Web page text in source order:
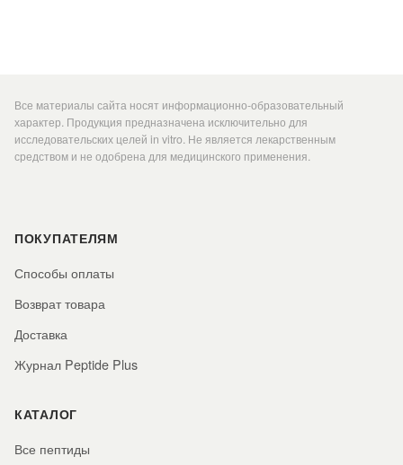
Все материалы сайта носят информационно-образовательный
характер. Продукция предназначена исключительно для
исследовательских целей in vitro. Не является лекарственным
средством и не одобрена для медицинского применения.
ПОКУПАТЕЛЯМ
Способы оплаты
Возврат товара
Доставка
Журнал Peptide Plus
КАТАЛОГ
Все пептиды